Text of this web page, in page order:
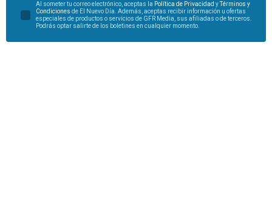
Al someter tu correo electrónico, aceptas la Política de Privacidad yTérminos y
Condiciones de El Nuevo Día. Además, aceptas recibir información u ofertas
especiales de productos o servicios de GFR Media, sus afiliadas o de terceros.
Podrás optar salirte de los boletines en cualquier momento.